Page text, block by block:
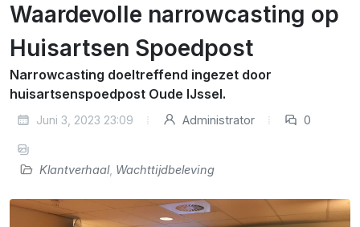
Waardevolle narrowcasting op
Huisartsen Spoedpost
Narrowcasting doeltreffend ingezet door
huisartsenspoedpost Oude IJssel.
Juni 3, 2023 23:09 Administrator 0
Klantverhaal, Wachttijdbeleving